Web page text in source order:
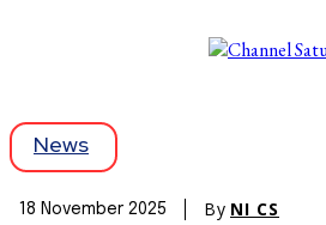
News
18 November 2025 By NI CS